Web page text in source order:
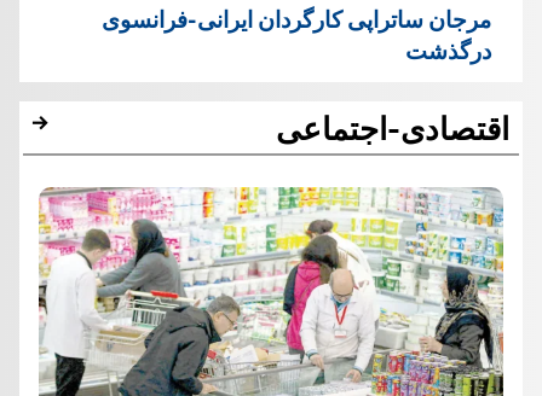
مرجان ساتراپی کارگردان ایرانی-فرانسوی
درگذشت
اقتصادی-اجتماعی